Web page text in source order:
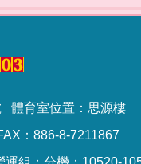
體育室位置：思源樓
：886-8-7211867